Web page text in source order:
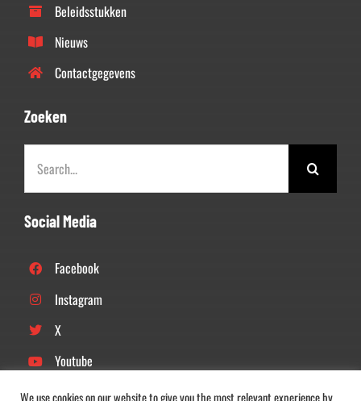
Beleidsstukken
Nieuws
Contactgegevens
Zoeken
naar:
Social Media
Facebook
Instagram
X
Youtube
Linkedin
We use cookies on our website to give you the most relevant experience by